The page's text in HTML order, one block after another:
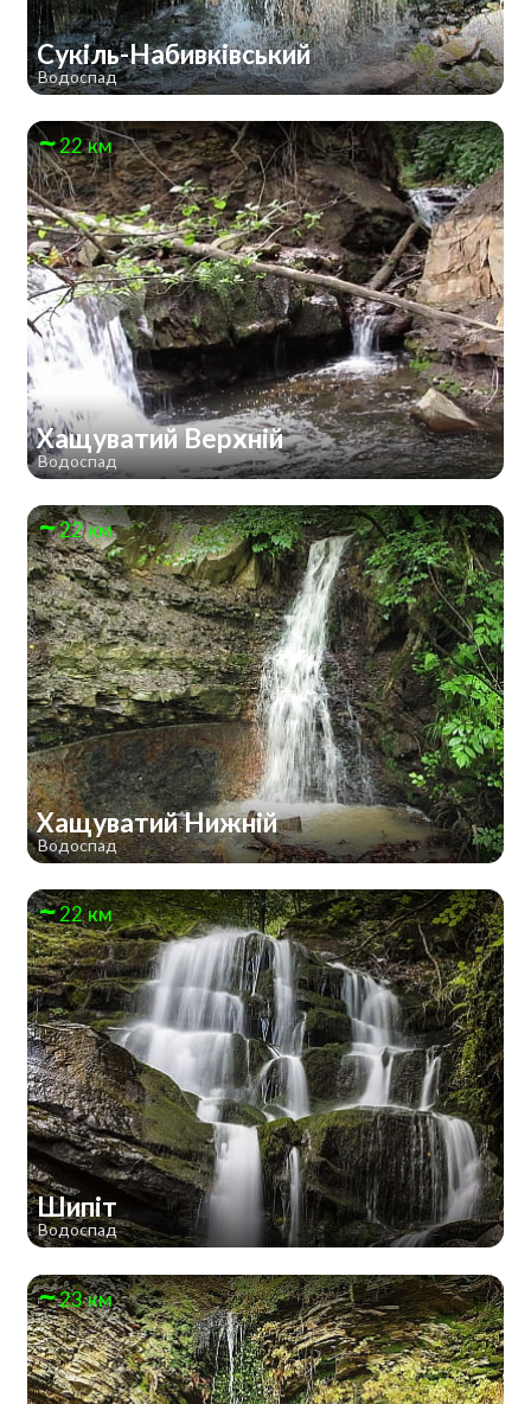
Сукіль-Набивківський
Водоспад
22 км
Хащуватий Верхній
Водоспад
22 км
Хащуватий Нижній
Водоспад
22 км
Шипіт
Водоспад
23 км